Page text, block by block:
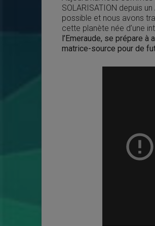
SOLARISATION depuis
possible et nous avons
cette planète née d’une
l’Emeraude, se prépare à
matrice-source pour de